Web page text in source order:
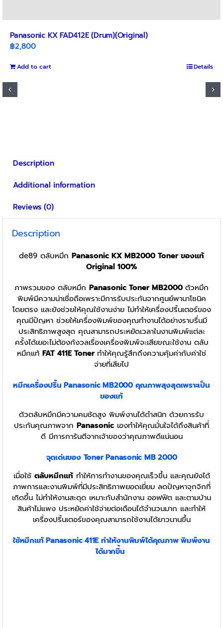
Panasonic KX FAD412E (Drum)(Original)
฿2,800
Add to cart Details
Description
Additional information
Reviews (0)
Description
de89 ตลับหมึก Panasonic KX MB2000 Toner ของแท้
Original 100%
ภาพรวมของ ตลับหมึก Panasonic Toner MB2000 ตัวหมึก
พิมพ์มีความน่าเชื่อถือเพราะมีการรับประกันจากศูนย์พานาโซนิค
โดยตรง และยังช่วยให้คุณใช้งานง่าย ไม่ทำให้เครื่องปริ้นเตอร์ของ
คุณมีปัญหา ช่วยให้เครื่องพิมพ์ของคุณทำงานได้อย่างราบรื่นมี
ประสิทธิภาพสูงสุด คุณสามารถประหยัดเวลาในงานพิมพ์แต่ละ
ครั้งได้เยอะไม่ต้องกังวลเรื่องเครื่องพิมพ์จะเสียขณะใช้งาน ตลับ
หมึกแท้ FAT 411E Toner ทำให้คุณรู้สึกถึงความคุ้มค่ากับค่าใช่
จ่ายที่เสียไป
หมึกเครื่องปริ้น Panasonic MB2000 คุณภาพสุงสุดเพราะเป็น
ของแท้
ตัวตลับหมึกมีความคมชัดสูง พิมพ์งานได้ดำสนิท ด้วยการรับ
ประกันคุณภาพจาก Panasonic เองทำให้คุณมั่นใจได้ถึงสินค้าที่
ดี มีการการันตีจากเจ้าของว่าคุณภาพดีแน่นอน
จุดเด่นของ Toner Panasonic MB 2000
เมื่อใช้ ตลับหมึกแท้ทำให้การทำงานของคุณเร็วขึ้น และคุณยังได้
ภาพการและงานพิมพ์ที่มีประสิทธิภาพยอดเยี่ยม ลดปัญหาจุกจิกที่
เกิดขึ้น ไม่ทำให้งานสะดุด เหมาะกับสำนักงาน ออฟฟิต และตามบ้าน
สินค้าไม่แพง ประหยัดค่าใช้จ่ายต่อเดือนได้จำนวนมาก และทำให้
เครื่องปริ้นเตอร์ของคุณสามารถใช้งานได้ยาวนานขึ้น
ใช้หมึกแท้ Panasonic 411E ทำให้งานพิมพ์ได้คุณภาพ พิมพ์งาน
ได้มากขึ้น